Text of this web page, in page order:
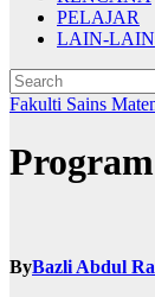
PELAJAR
LAIN-LAIN
Fakulti Sains
ByBazli Abdul